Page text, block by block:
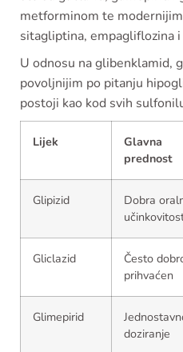
metforminom te
sitagliptina, empagliflozina
U odnosu na glibenklamid,
povoljnijim po pitanju
postoji kao kod svih
Lijek
Glavna
prednost
Glipizid
Dobra
Gliclazid
Često
prihvaćen
Glimepirid
doziranje